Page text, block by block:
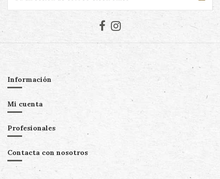
Información
Mi cuenta
Profesionales
Contacta con nosotros